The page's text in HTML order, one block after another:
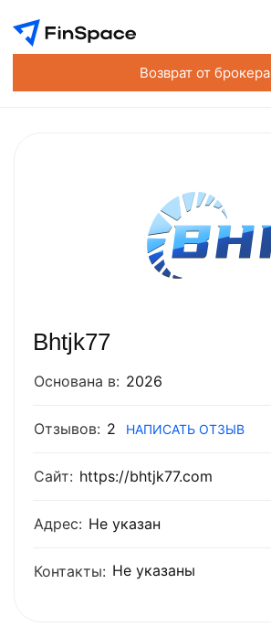
Возврат от брокера
Bhtjk77
Основана в: 2026
Отзывов: 2 НАПИСАТЬ ОТЗЫВ
Сайт: https://bhtjk77.com
Адрес: Не указан
Контакты: Не указаны